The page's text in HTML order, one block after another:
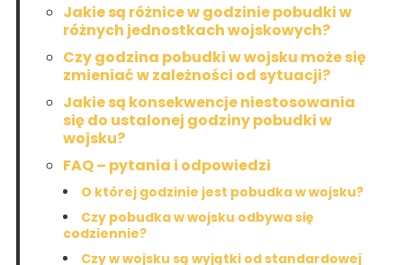
Jakie są różnice w godzinie pobudki w
różnych jednostkach wojskowych?
Czy godzina pobudki w wojsku może się
zmieniać w zależności od sytuacji?
Jakie są konsekwencje niestosowania
się do ustalonej godziny pobudki w
wojsku?
FAQ – pytania i odpowiedzi
O której godzinie jest pobudka w wojsku?
Czy pobudka w wojsku odbywa się
codziennie?
Czy w wojsku są wyjątki od standardowej